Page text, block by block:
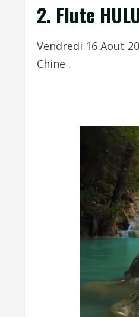
2. Flute
Vendredi 16 Aout
Chine .